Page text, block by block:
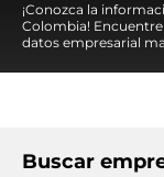
¡Conozca la
Colombia!
datos empresarial
Buscar